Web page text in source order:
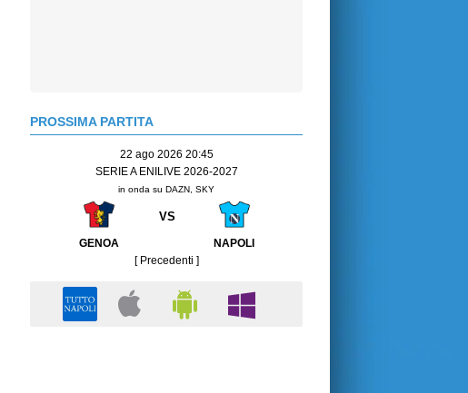
PROSSIMA PARTITA
22 ago 2026 20:45
SERIE A ENILIVE 2026-2027
in onda su DAZN, SKY
VS
GENOA
NAPOLI
[ Precedenti ]